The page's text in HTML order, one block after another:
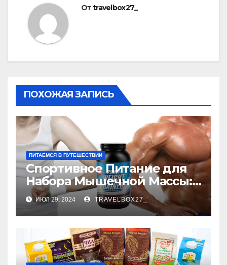
Отtravelbox27_
ПОХОЖАЯ ЗАПИСЬ
ПИТАЕМСЯ В ПУТЕШЕСТВИИ
Спортивное Питание для
Набора Мышечной Массы:
Ключ к Эффективному
Росту Мышц
ИЮЛ 29, 2024 TRAVELBOX27_